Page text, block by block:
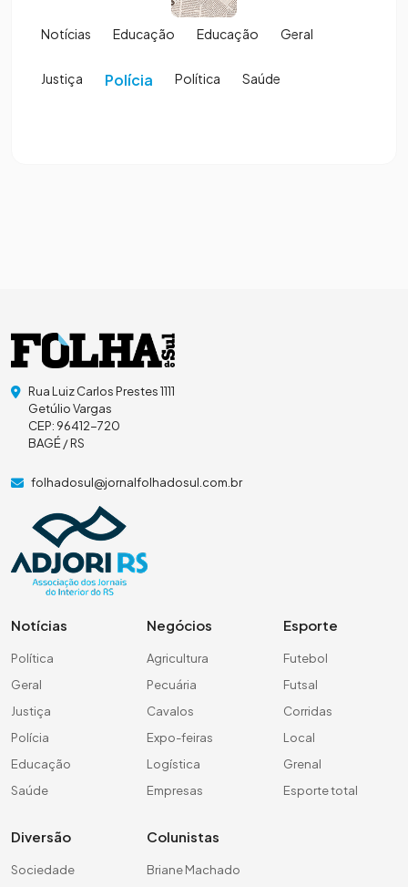
Notícias Educação Educação Geral
Justiça Polícia Política Saúde
Rua Luiz Carlos Prestes 1111
Getúlio Vargas
CEP: 96412-720
BAGÉ / RS
folhadosul@jornalfolhadosul.com.br
Notícias
Política
Geral
Justiça
Polícia
Educação
Saúde
Negócios
Agricultura
Pecuária
Cavalos
Expo-feiras
Logística
Empresas
Esporte
Futebol
Futsal
Corridas
Local
Grenal
Esporte total
Diversão
Sociedade
Colunistas
Briane Machado